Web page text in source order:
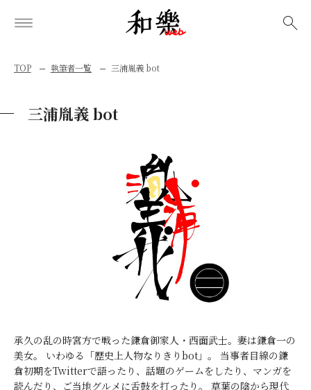
TOP 執筆者一覧 三浦胤義 bot
三浦胤義 bot
承久の乱の時宮方で戦った鎌倉御家人・西面武士。妻は鎌倉一の
美女。 いわゆる「歴史上人物なりきりbot」。 当事者目線の鎌
倉初期をTwitterで語ったり、話題のゲームをしたり、マンガを
読んだり、ご当地グルメに舌鼓を打ったり。 草葉の陰から現代